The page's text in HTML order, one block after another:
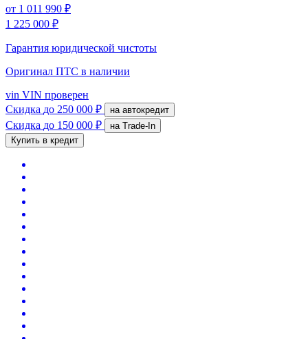
от 1 011 990 ₽
1 225 000 ₽
Гарантия юридической чистоты
Оригинал ПТС в наличии
vin VIN проверен
Скидка до 250 000 ₽ на автокредит
Скидка до 150 000 ₽
на Trade-In
Купить в кредит